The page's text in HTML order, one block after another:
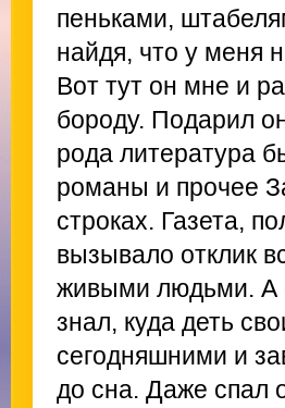
пеньками,
найдя, что у меня
Вот тут он мне и
бороду. Подарил
рода литература
романы и прочее
строках. Газета,
вызывало отклик
живыми людьми. А
знал, куда деть
сегодняшними и
до сна. Даже спал